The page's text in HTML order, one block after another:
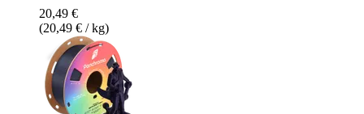
20,49 €
(20,49 € / kg)